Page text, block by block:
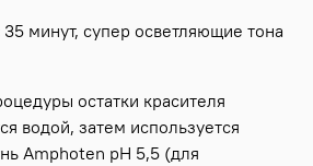
35 минут, супер осветляющие тона
остатки красителя
водой, затем используется
Amphoten рН 5,5 (для